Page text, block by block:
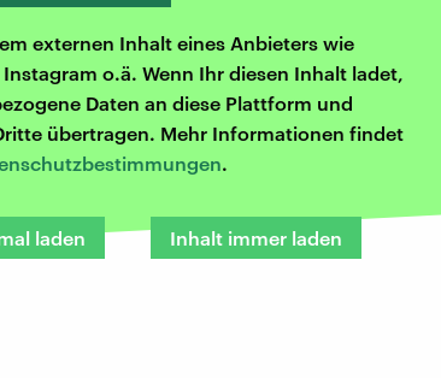
externen Inhalt eines Anbieters wie
o.ä. Wenn Ihr diesen Inhalt ladet,
Daten an diese Plattform und
übertragen. Mehr Informationen findet
.
laden Inhalt immer laden